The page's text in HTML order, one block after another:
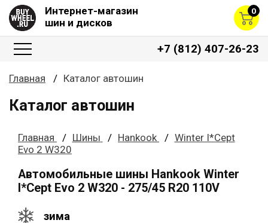
Интернет-магазин
шин и дисков
0
+7 (812) 407-26-23
Главная Каталог автошин
Каталог автошин
Главная Шины Hankook
Winter I*Cept
Evo 2 W320
Автомобильные шины Hankook Winter
I*Cept Evo 2 W320 - 275/45 R20 110V
зима